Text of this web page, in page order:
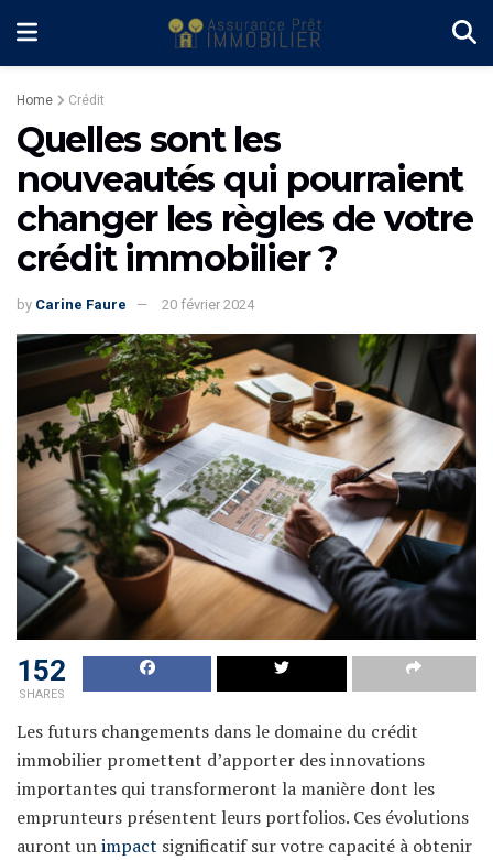
Home Crédit
Quelles sont les
nouveautés qui pourraient
changer les règles de votre
crédit immobilier ?
by Carine Faure 20 février 2024
152
SHARES
Les futurs changements dans le domaine du crédit
immobilier promettent d’apporter des innovations
importantes qui transformeront la manière dont les
emprunteurs présentent leurs portfolios. Ces évolutions
auront unimpact significatif sur votre capacité à obtenir